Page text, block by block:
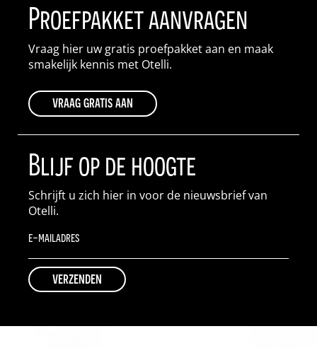
Proefpakket aanvragen
Vraag hier uw gratis proefpakket aan en maak
smakelijk kennis met Otelli.
vraag gratis aan
Blijf op de hoogte
Schrijft u zich hier in voor de nieuwsbrief van
Otelli.